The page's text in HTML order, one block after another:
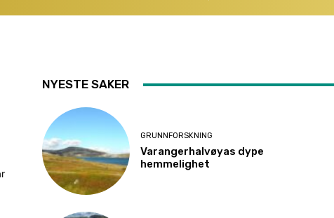
NYESTE SAKER
GRUNNFORSKNING
Varangerhalvøyas dype
hemmelighet